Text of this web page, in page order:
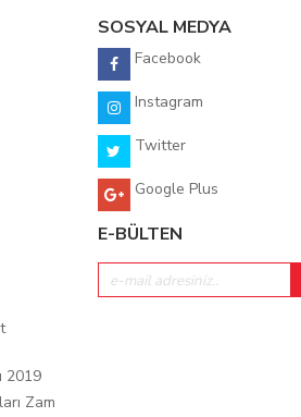
2019
Zam
SOSYAL MEDYA
Facebook
Instagram
Twitter
Google Plus
E-BÜLTEN